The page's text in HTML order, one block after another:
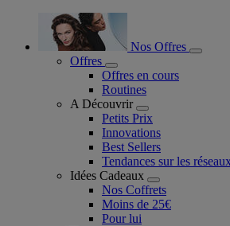
Nos Offres
Offres
Offres en cours
Routines
A Découvrir
Petits Prix
Innovations
Best Sellers
Tendances sur les réseaux
Idées Cadeaux
Nos Coffrets
Moins de 25€
Pour lui